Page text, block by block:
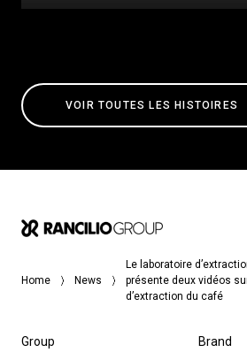
VOIR TOUTES LES HISTOIRES
Home News
Le laboratoire
présente deux vidéos
d’extraction du café
Group
Brand